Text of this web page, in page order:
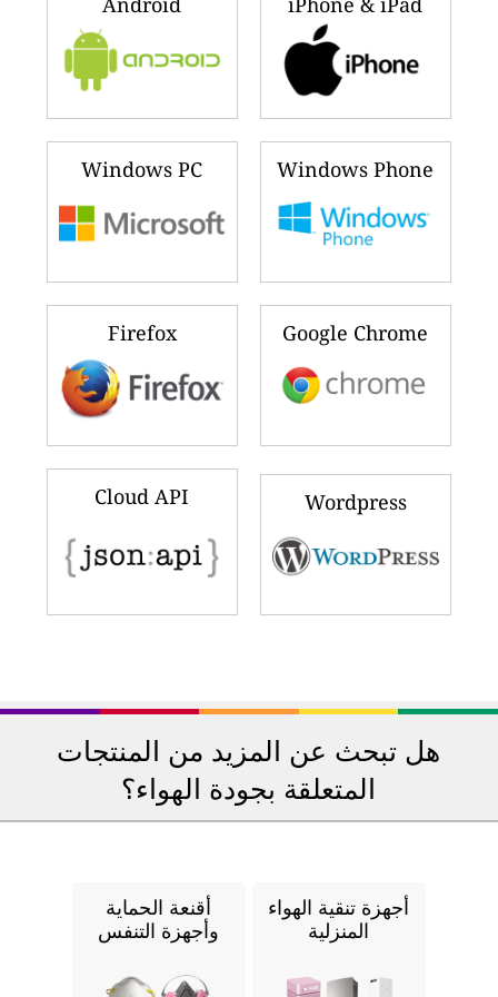
Windows Phone
Windows PC
Google Chrome
Firefox
Wordpress
Cloud API
هل تبحث عن المزيد من المنتجات
المتعلقة بجودة الهواء؟
أجهزة تنقية الهواء
المنزلية
أقنعة الحماية
وأجهزة التنفس